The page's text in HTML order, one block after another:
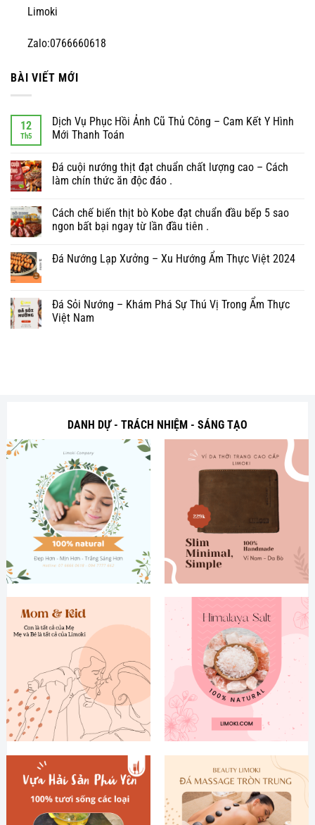
Limoki
Zalo:0766660618
BÀI VIẾT MỚI
12
Th5
Dịch Vụ Phục Hồi Ảnh Cũ Thủ Công – Cam Kết Y Hình
Mới Thanh Toán
Đá cuội nướng thịt đạt chuẩn chất lượng cao – Cách
làm chín thức ăn độc đáo .
Cách chế biến thịt bò Kobe đạt chuẩn đầu bếp 5 sao
ngon bất bại ngay từ lần đầu tiên .
Đá Nướng Lạp Xưởng – Xu Hướng Ẩm Thực Việt 2024
Đá Sỏi Nướng – Khám Phá Sự Thú Vị Trong Ẩm Thực
Việt Nam
DANH DỰ - TRÁCH NHIỆM - SÁNG TẠO